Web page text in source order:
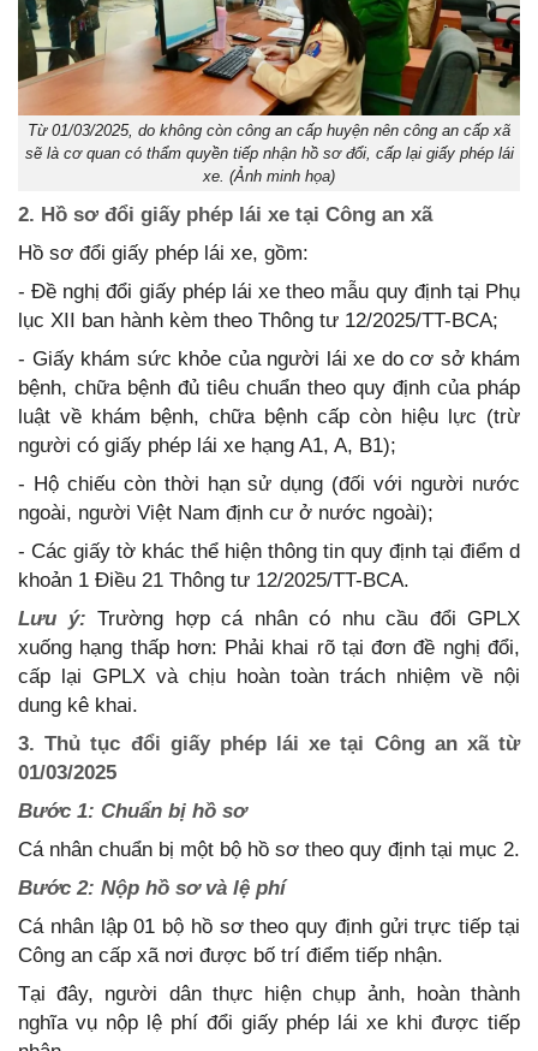
Từ 01/03/2025, do không còn công an cấp huyện nên công an cấp xã
sẽ là cơ quan có thẩm quyền tiếp nhận hồ sơ đổi, cấp lại giấy phép lái
xe. (Ảnh minh họa)
2. Hồ sơ đổi giấy phép lái xe tại Công an xã
Hồ sơ đổi giấy phép lái xe, gồm:
- Đề nghị đổi giấy phép lái xe theo mẫu quy định tại Phụ
lục XII ban hành kèm theo Thông tư 12/2025/TT-BCA;
- Giấy khám sức khỏe của người lái xe do cơ sở khám
bệnh, chữa bệnh đủ tiêu chuẩn theo quy định của pháp
luật về khám bệnh, chữa bệnh cấp còn hiệu lực (trừ
người có giấy phép lái xe hạng A1, A, B1);
- Hộ chiếu còn thời hạn sử dụng (đối với người nước
ngoài, người Việt Nam định cư ở nước ngoài);
- Các giấy tờ khác thể hiện thông tin quy định tại điểm d
khoản 1 Điều 21 Thông tư 12/2025/TT-BCA.
Lưu ý: Trường hợp cá nhân có nhu cầu đổi GPLX
xuống hạng thấp hơn: Phải khai rõ tại đơn đề nghị đổi,
cấp lại GPLX và chịu hoàn toàn trách nhiệm về nội
dung kê khai.
3. Thủ tục đổi giấy phép lái xe tại Công an xã từ
01/03/2025
Bước 1: Chuẩn bị hồ sơ
Cá nhân chuẩn bị một bộ hồ sơ theo quy định tại mục 2.
Bước 2: Nộp hồ sơ và lệ phí
Cá nhân lập 01 bộ hồ sơ theo quy định gửi trực tiếp tại
Công an cấp xã nơi được bố trí điểm tiếp nhận.
Tại đây, người dân thực hiện chụp ảnh, hoàn thành
nghĩa vụ nộp lệ phí đổi giấy phép lái xe khi được tiếp